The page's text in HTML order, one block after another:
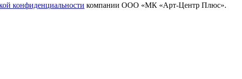
конфиденциальности компании ООО «МК «Арт-Центр Плюс».